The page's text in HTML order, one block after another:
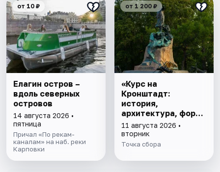
от 10 ₽
Елагин остров –
вдоль северных
островов
14 августа 2026 •
пятница
Причал «По рекам-
каналам» на наб. реки
Карповки
от 1 200 ₽
«Курс на
Кронштадт:
история,
архитектура, форты
с воды»
11 августа 2026 •
вторник
Точка сбора